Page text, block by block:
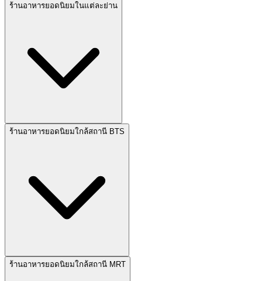
ร้านอาหารยอดนิยมในแต่ละย่าน
ร้านอาหารยอดนิยมใกล้สถานี BTS
ร้านอาหารยอดนิยมใกล้สถานี MRT